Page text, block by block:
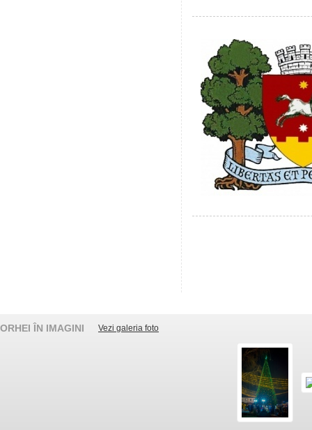
ORHEI ÎN IMAGINI Vezi galeria foto